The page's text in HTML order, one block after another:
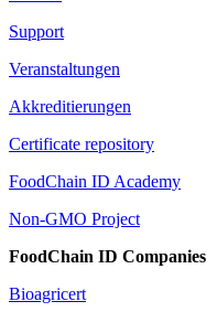
Support
Veranstaltungen
Akkreditierungen
Certificate repository
FoodChain ID Academy
Non-GMO Project
FoodChain ID Companies
Bioagricert